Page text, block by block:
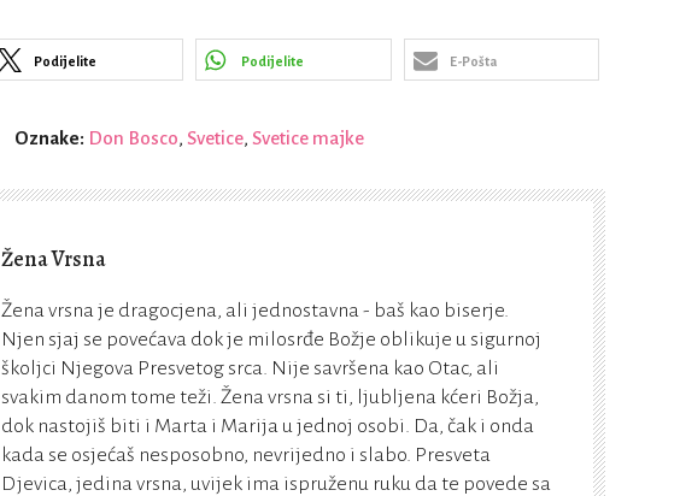
Podijelite Podijelite E-Pošta
Oznake: Don Bosco, Svetice, Svetice majke
Žena Vrsna
Žena vrsna je dragocjena, ali jednostavna - baš kao biserje.
Njen sjaj se povećava dok je milosrđe Božje oblikuje u sigurnoj
školjci Njegova Presvetog srca. Nije savršena kao Otac, ali
svakim danom tome teži. Žena vrsna si ti, ljubljena kćeri Božja,
dok nastojiš biti i Marta i Marija u jednoj osobi. Da, čak i onda
kada se osjećaš nesposobno, nevrijedno i slabo. Presveta
Djevica, jedina vrsna, uvijek ima ispruženu ruku da te povede sa